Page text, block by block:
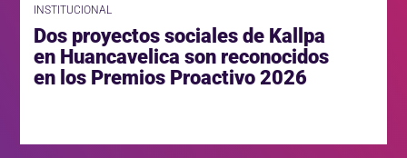
INSTITUCIONAL
Dos proyectos sociales de Kallpa
en Huancavelica son reconocidos
en los Premios Proactivo 2026